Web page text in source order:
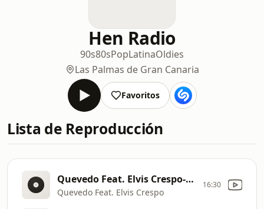
Hen Radio
90s80sPopLatinaOldies
Las Palmas de Gran Canaria
Favoritos
Lista de Reproducción
Quevedo Feat. Elvis Crespo-La Graciosa 2026
Quevedo Feat. Elvis Crespo
16:30